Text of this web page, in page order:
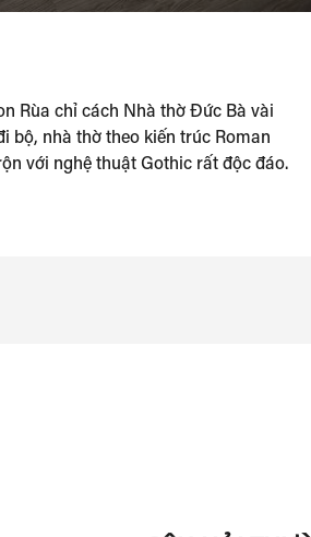
Rùa chỉ cách Nhà thờ Đức Bà vài
bộ, nhà thờ theo kiến trúc Roman
với nghệ thuật Gothic rất độc đáo.